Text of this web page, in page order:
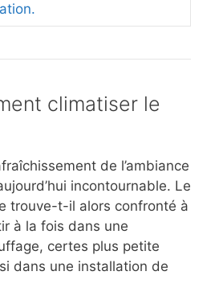
climatiser le
de l’ambiance
incontournable. Le
trouve-t-il alors confronté à
à la fois dans une
certes plus petite
dans une installation de